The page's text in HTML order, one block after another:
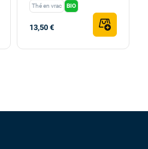
Thé en vrac BIO
13,50 €